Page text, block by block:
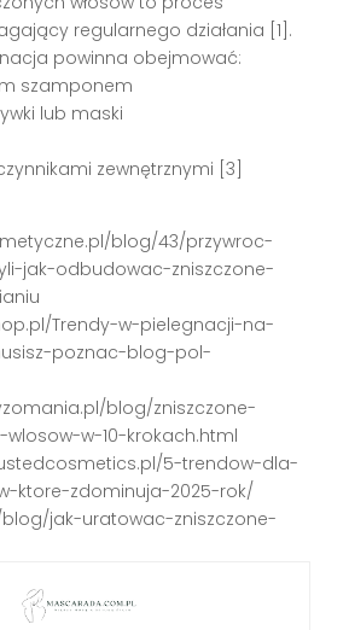
regularnego działania [1].
powinna obejmować:
szamponem
lub maski
zewnętrznymi [3]
blog/43/przywroc-
jak-odbudowac-zniszczone-
Trendy-w-pielegnacji-na-
poznac-blog-pol-
blog/zniszczone-
w-10-krokach.html
5-trendow-dla-
ktore-zdominuja-2025-rok/
jak-uratowac-zniszczone-